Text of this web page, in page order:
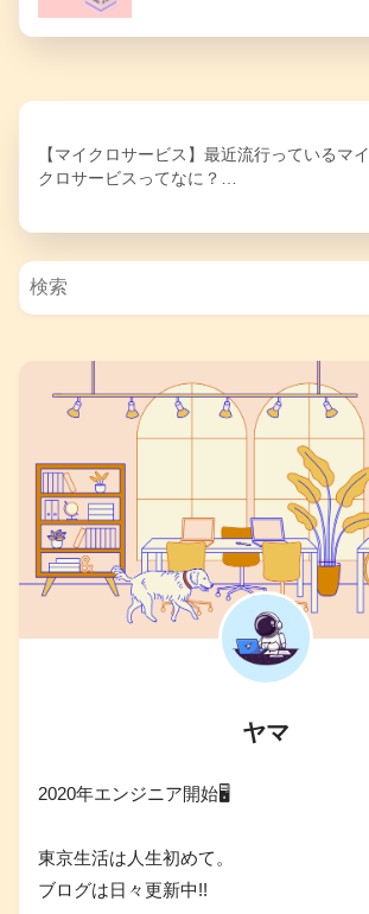
【マイクロサービス】最近流行っているマイ
クロサービスってなに？…
ヤマ
2020年エンジニア開始🖥
東京生活は人生初めて。
ブログは日々更新中!!